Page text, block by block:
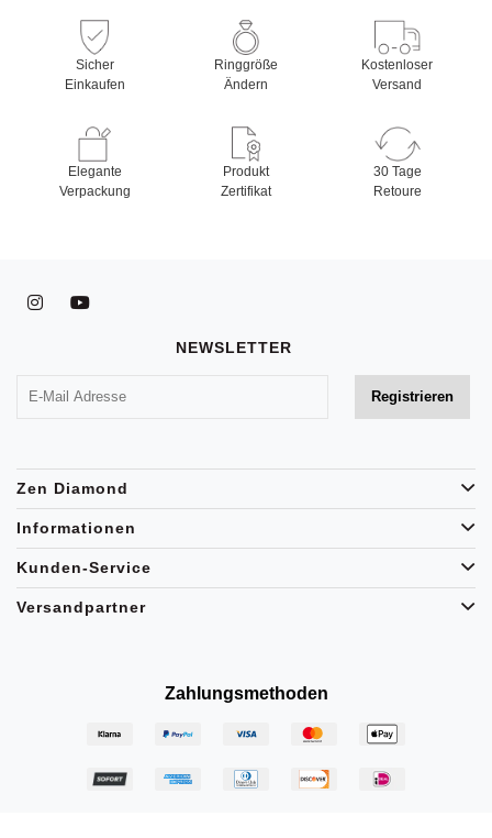
Sicher
Einkaufen
Ringgröße
Ändern
Kostenloser
Versand
Elegante
Verpackung
Produkt
Zertifikat
30 Tage
Retoure
NEWSLETTER
Zen Diamond
Informationen
Kunden-Service
Versandpartner
Zahlungsmethoden